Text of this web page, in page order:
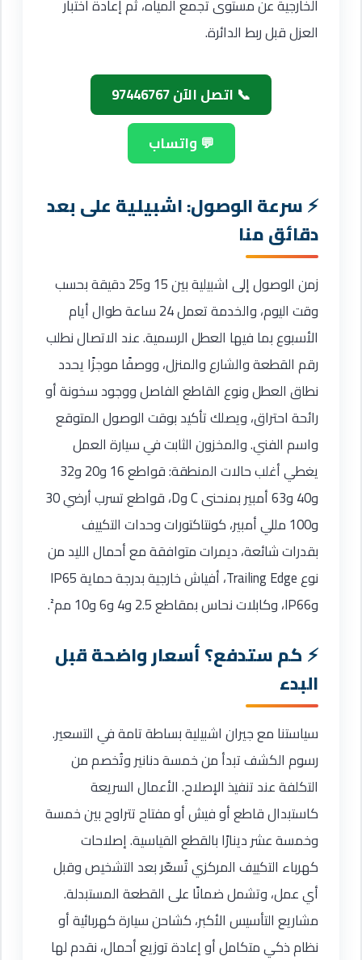
الخارجية عن مستوى تجمع المياه، ثم إعادة اختبار
العزل قبل ربط الدائرة.
📞 اتصل الآن 97446767
💬 واتساب
سرعة الوصول: اشبيلية على بعد
دقائق منا
زمن الوصول إلى اشبيلية بين 15 و25 دقيقة بحسب
وقت اليوم، والخدمة تعمل 24 ساعة طوال أيام
الأسبوع بما فيها العطل الرسمية. عند الاتصال نطلب
رقم القطعة والشارع والمنزل، ووصفًا موجزًا يحدد
نطاق العطل ونوع القاطع الفاصل ووجود سخونة أو
رائحة احتراق، ويصلك تأكيد بوقت الوصول المتوقع
واسم الفني. والمخزون الثابت في سيارة العمل
يغطي أغلب حالات المنطقة: قواطع 16 و20 و32
و40 و63 أمبير بمنحنى C وD، قواطع تسرب أرضي 30
و100 مللي أمبير، كونتاكتورات وحدات التكييف
بقدرات شائعة، ديمرات متوافقة مع أحمال الليد من
نوع Trailing Edge، أفياش خارجية بدرجة حماية IP65
وIP66، وكابلات نحاس بمقاطع 2.5 و4 و6 و10 مم².
كم ستدفع؟ أسعار واضحة قبل
البدء
سياستنا مع جيران اشبيلية بساطة تامة في التسعير.
رسوم الكشف تبدأ من خمسة دنانير وتُخصم من
التكلفة عند تنفيذ الإصلاح. الأعمال السريعة
كاستبدال قاطع أو فيش أو مفتاح تتراوح بين خمسة
وخمسة عشر دينارًا بالقطع القياسية. إصلاحات
كهرباء التكييف المركزي تُسعّر بعد التشخيص وقبل
أي عمل، وتشمل ضمانًا على القطعة المستبدلة.
مشاريع التأسيس الأكبر، كشاحن سيارة كهربائية أو
نظام ذكي متكامل أو إعادة توزيع أحمال، نقدم لها